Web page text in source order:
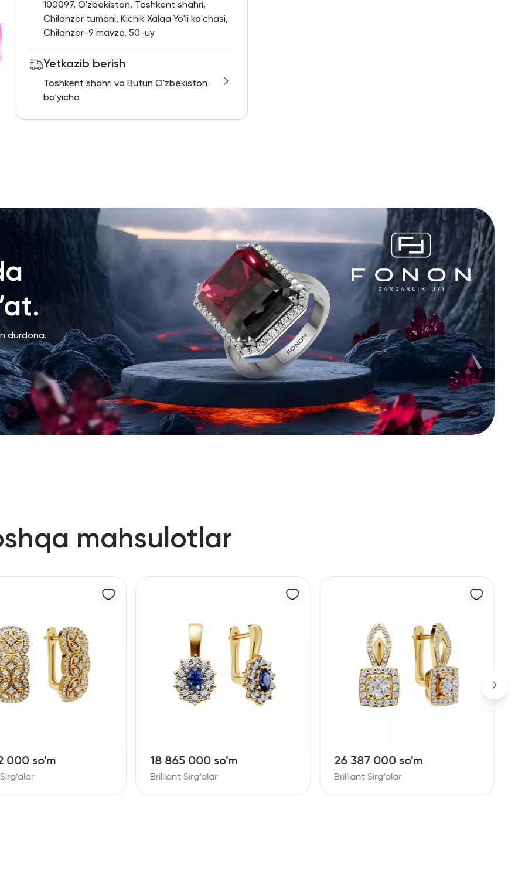
100097, O'zbekiston, Toshkent shahri,
Chilonzor tumani, Kichik Xalqa Yo'li ko'chasi,
Chilonzor-9 mavze, 50-uy
Yetkazib berish
Toshkent shahri va Butun O'zbekiston
bo'yicha
durdona.
mahsulotlar
000 so'm 18 865 000 so'm
Brilliant Sirg‘alar
26 387 000 so'm
Brilliant Sirg‘alar